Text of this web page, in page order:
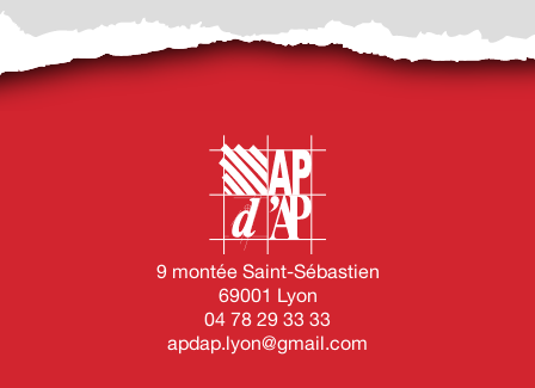
9 montée Saint-Sébastien
69001 Lyon
04 78 29 33 33
apdap.lyon@gmail.com